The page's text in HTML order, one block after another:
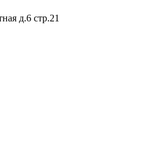
д.6 стр.21